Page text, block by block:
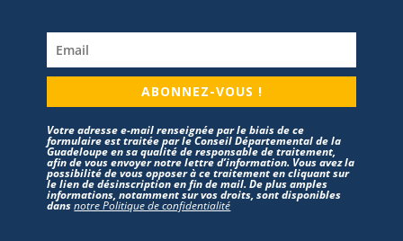
ABONNEZ-VOUS !
Votre adresse e-mail renseignée par le biais de ce
formulaire est traitée par le Conseil Départemental de la
Guadeloupe en sa qualité de responsable de traitement,
afin de vous envoyer notre lettre d’information. Vous avez la
possibilité de vous opposer à ce traitement en cliquant sur
le lien de désinscription en fin de mail. De plus amples
informations, notamment sur vos droits, sont disponibles
dansnotre Politique de confidentialité